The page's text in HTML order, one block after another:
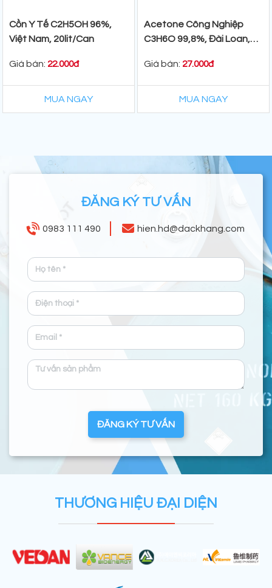
Cồn Y Tế C2H5OH 96%,
Việt Nam, 20lit/Can
Giá bán: 22.000đ
MUA NGAY
Acetone Công Nghiệp
C3H6O 99,8%, Đài Loan,
Giá bán: 27.000đ
MUA NGAY
ĐĂNG KÝ TƯ VẤN
0983 111 490 hien.hd@dackhang.com
ĐĂNG KÝ TƯ VẤN
THƯƠNG HIỆU ĐẠI DIỆN